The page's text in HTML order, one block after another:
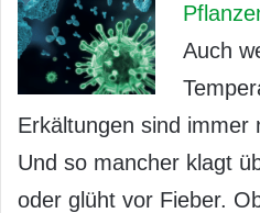
Auch
Erkältungen sind immer
Und so mancher klagt
oder glüht vor Fieber.